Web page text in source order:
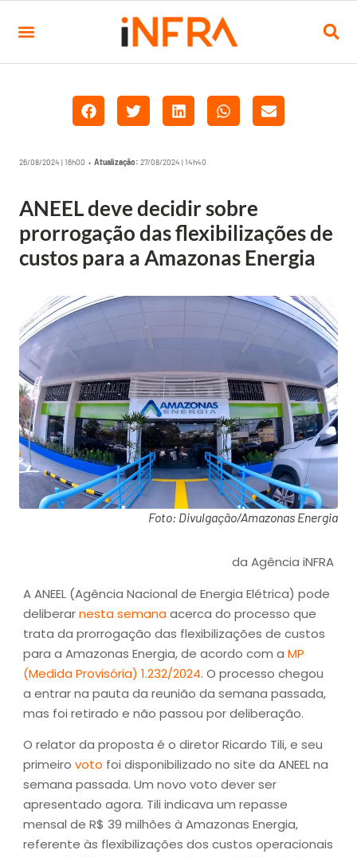
26/08/2024 | 16h00 • Atualização: 27/08/2024 | 14h40
ANEEL deve decidir sobre
prorrogação das flexibilizações de
custos para a Amazonas Energia
Foto: Divulgação/Amazonas Energia
da Agência iNFRA
A ANEEL (Agência Nacional de Energia Elétrica) pode
deliberarnesta semanaacerca do processo que
trata da prorrogação das flexibilizações de custos
para a Amazonas Energia, de acordo com a MP
(Medida Provisória) 1.232/2024. O processo chegou
a entrar na pauta da reunião da semana passada,
mas foi retirado e não passou por deliberação.
O relator da proposta é o diretor Ricardo Tili, e seu
primeiro voto foi disponibilizado no site da ANEEL na
semana passada. Um novo voto dever ser
apresentado agora. Tili indicava um repasse
mensal de R$ 39 milhões à Amazonas Energia,
referente às flexibilizações dos custos operacionais